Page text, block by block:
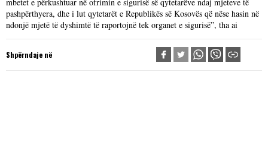
pashpërthyera, dhe i lut qytetarët e Republikës së Kosovës që nëse hasin në
ndonjë mjetë të dyshimtë të raportojnë tek organet e sigurisë”, tha ai
Shpërndaje në